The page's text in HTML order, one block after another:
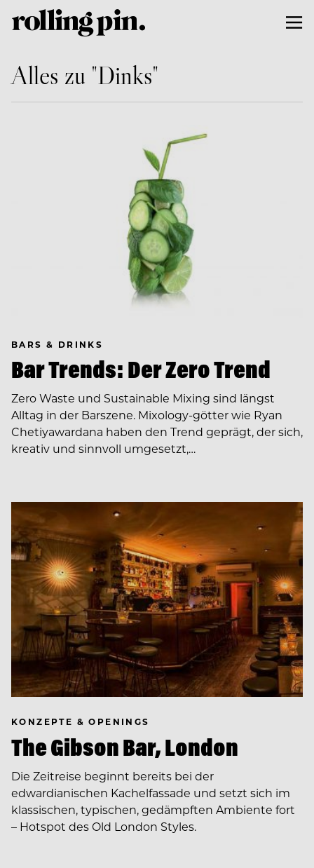
Alles zu "Dinks"
BARS & DRINKS
Bar Trends: Der Zero Trend
Zero Waste und Sustainable Mixing sind längst
Alltag in der Barszene. Mixology-götter wie Ryan
Chetiyawardana haben den Trend geprägt, der sich,
kreativ und sinnvoll umgesetzt,…
KONZEPTE & OPENINGS
The Gibson Bar, London
Die Zeitreise beginnt bereits bei der
edwardianischen Kachelfassade und setzt sich im
klassischen, typischen, gedämpften Ambiente fort
– Hotspot des Old London Styles.